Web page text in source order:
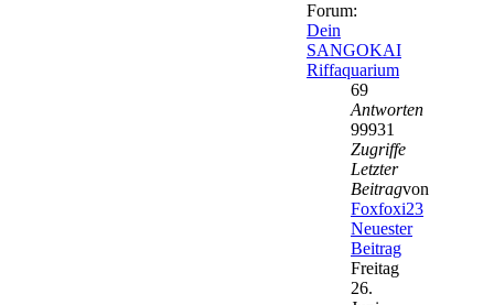
Forum:
Dein
SANGOKAI
Riffaquarium
69
Antworten
99931
Zugriffe
Letzter
Beitragvon
Foxfoxi23
Neuester
Beitrag
Freitag
26.